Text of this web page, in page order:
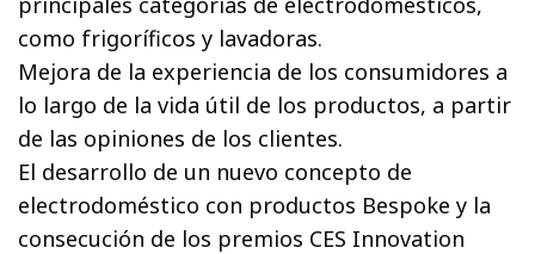
como frigoríficos y lavadoras.
Mejora de la experiencia de los consumidores a
lo largo de la vida útil de los productos, a partir
de las opiniones de los clientes.
El desarrollo de un nuevo concepto de
electrodoméstico con productos Bespoke y la
consecución de los premios CES Innovation